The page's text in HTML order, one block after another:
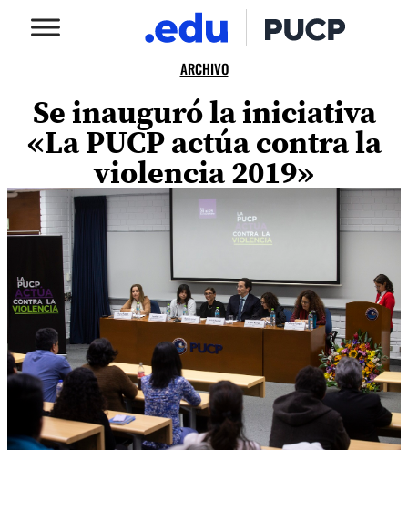
ARCHIVO
Se inauguró la iniciativa
«La PUCP actúa contra la
violencia 2019»